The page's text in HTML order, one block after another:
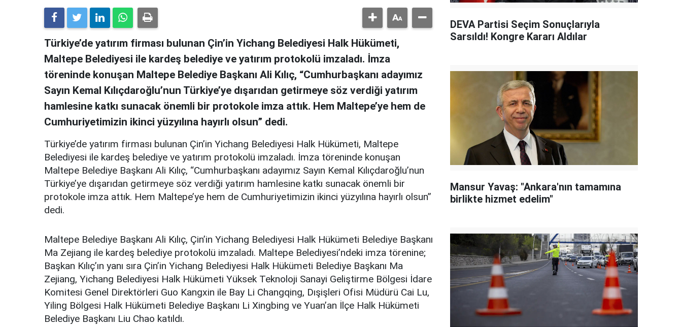
Türkiye’de yatırım firması bulunan Çin’in Yichang Belediyesi Halk Hükümeti,
Maltepe Belediyesi ile kardeş belediye ve yatırım protokolü imzaladı. İmza
töreninde konuşan Maltepe Belediye Başkanı Ali Kılıç, “Cumhurbaşkanı adayımız
Sayın Kemal Kılıçdaroğlu’nun Türkiye’ye dışarıdan getirmeye söz verdiği yatırım
hamlesine katkı sunacak önemli bir protokole imza attık. Hem Maltepe’ye hem de
Cumhuriyetimizin ikinci yüzyılına hayırlı olsun” dedi.
Türkiye’de yatırım firması bulunan Çin’in Yichang Belediyesi Halk Hükümeti, Maltepe
Belediyesi ile kardeş belediye ve yatırım protokolü imzaladı. İmza töreninde konuşan
Maltepe Belediye Başkanı Ali Kılıç, “Cumhurbaşkanı adayımız Sayın Kemal Kılıçdaroğlu’nun
Türkiye’ye dışarıdan getirmeye söz verdiği yatırım hamlesine katkı sunacak önemli bir
protokole imza attık. Hem Maltepe’ye hem de Cumhuriyetimizin ikinci yüzyılına hayırlı olsun”
dedi.
Maltepe Belediye Başkanı Ali Kılıç, Çin’in Yichang Belediyesi Halk Hükümeti Belediye Başkanı
Ma Zejiang ile kardeş belediye protokolü imzaladı. Maltepe Belediyesi’ndeki imza törenine;
Başkan Kılıç’ın yanı sıra Çin’in Yichang Belediyesi Halk Hükümeti Belediye Başkanı Ma
Zejiang, Yichang Belediyesi Halk Hükümeti Yüksek Teknoloji Sanayi Geliştirme Bölgesi İdare
Komitesi Genel Direktörleri Guo Kangxin ile Bay Li Changqing, Dışişleri Ofisi Müdürü Cai Lu,
Yiling Bölgesi Halk Hükümeti Belediye Başkanı Li Xingbing ve Yuan’an İlçe Halk Hükümeti
Belediye Başkanı Liu Chao katıldı.
DEVA Partisi Seçim Sonuçlarıyla
Sarsıldı! Kongre Kararı Aldılar
Mansur Yavaş: "Ankara'nın tamamına
birlikte hizmet edelim"